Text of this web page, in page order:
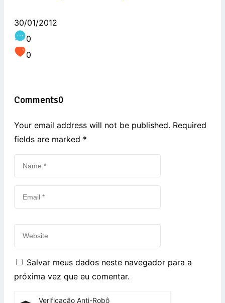
30/01/2012
0
0
Comments0
Your email address will not be published. Required
fields are marked *
Salvar meus dados neste navegador para a
próxima vez que eu comentar.
Verificação Anti-Robô